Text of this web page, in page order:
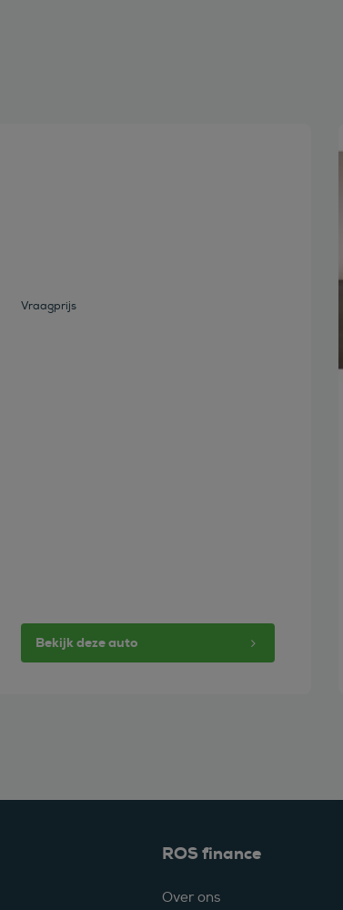
Vraagprijs
Bekijk deze auto
ROS finance
Over ons